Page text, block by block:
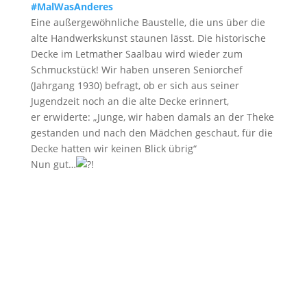
#MalWasAnderes
Eine außergewöhnliche Baustelle, die uns über die
alte Handwerkskunst staunen lässt. Die historische
Decke im Letmather Saalbau wird wieder zum
Schmuckstück! Wir haben unseren Seniorchef
(Jahrgang 1930) befragt, ob er sich aus seiner
Jugendzeit noch an die alte Decke erinnert,
er erwiderte: „Junge, wir haben damals an der Theke
gestanden und nach den Mädchen geschaut, für die
Decke hatten wir keinen Blick übrig“
Nun gut…
!